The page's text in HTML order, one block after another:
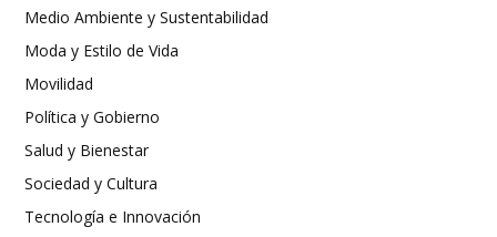
Medio Ambiente y Sustentabilidad
Moda y Estilo de Vida
Movilidad
Política y Gobierno
Salud y Bienestar
Sociedad y Cultura
Tecnología e Innovación